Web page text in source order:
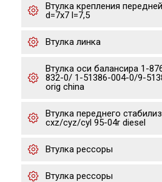
Втулка крепления
d=7x7 l=7,5
Втулка линка
Втулка оси балансира 1-
832-0/ 1-51386-004-0/9-
orig china
Втулка переднего
cxz/cyz/cyl 95-04r diesel
Втулка рессоры
Втулка рессоры